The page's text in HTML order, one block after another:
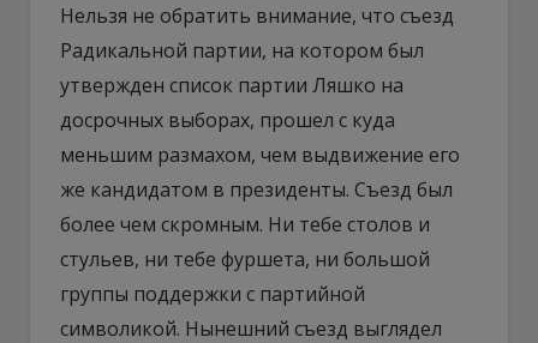
Нельзя не обратить внимание, что съезд
Радикальной партии, на котором был
утвержден список партии Ляшко на
досрочных выборах, прошел с куда
меньшим размахом, чем выдвижение его
же кандидатом в президенты. Съезд был
более чем скромным. Ни тебе столов и
стульев, ни тебе фуршета, ни большой
группы поддержки с партийной
символикой. Нынешний съезд выглядел